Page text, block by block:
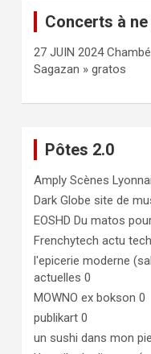
Concerts à
27 JUIN 2024
Sagazan » gratos
Pôtes 2.0
Amply Scènes
Dark Globe site de
EOSHD Du matos
Frenchytech actu
l'epicerie moderne
actuelles 0
MOWNO ex bokson 0
publikart 0
un sushi dans mon